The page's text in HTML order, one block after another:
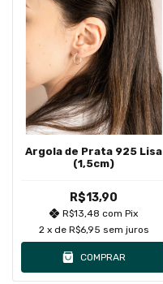
Argola de Prata 925 Lisa
(1,5cm)
R$13,90
R$13,48com Pix
2 x de R$6,95 sem juros
COMPRAR